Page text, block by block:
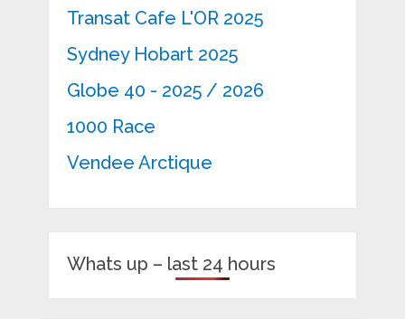
Transat Cafe L'OR 2025
Sydney Hobart 2025
Globe 40 - 2025 / 2026
1000 Race
Vendee Arctique
Whats up – last 24 hours